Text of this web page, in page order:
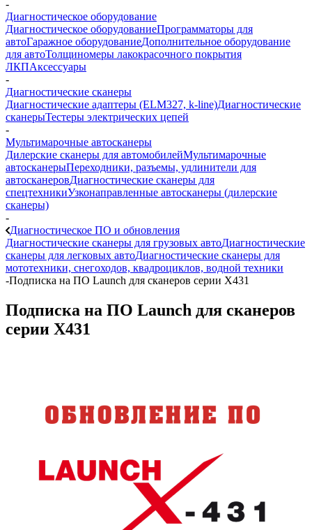
-
Диагностическое оборудование
Диагностическое оборудованиеПрограмматоры для
автоГаражное оборудованиеДополнительное оборудование
для автоТолщиномеры лакокрасочного покрытия
ЛКПАксессуары
-
Диагностические сканеры
Диагностические адаптеры (ELM327, k-line)Диагностические
сканерыТестеры электрических цепей
-
Мультимарочные автосканеры
Дилерские сканеры для автомобилейМультимарочные
автосканерыПереходники, разъемы, удлинители для
автосканеровДиагностические сканеры для
спецтехникиУзконаправленные автосканеры (дилерские
сканеры)
-
Диагностическое ПО и обновления
Диагностические сканеры для грузовых автоДиагностические
сканеры для легковых автоДиагностические сканеры для
мототехники, снегоходов, квадроциклов, водной техники
-Подписка на ПО Launch для сканеров серии X431
Подписка на ПО Launch для сканеров
серии X431